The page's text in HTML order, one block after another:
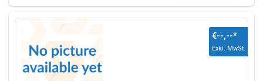
€--,--*
Exkl. MwSt.